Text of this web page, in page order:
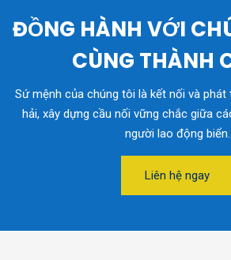
ĐỒNG HÀNH VỚI
CÙNG THÀNH
Sứ mệnh của chúng tôi là kết nối và
hải, xây dựng cầu nối vững chắc giữa
người lao động biển.
Liên hệ ngay